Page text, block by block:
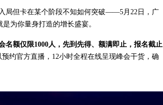
局但卡在某个阶段不知如何突破——5月22日，广
为你量身打造的增长盛宴。
名额仅限1000人，先到先得、额满即止，报名截止
约官方直播，12小时全程在线呈现峰会干货，确